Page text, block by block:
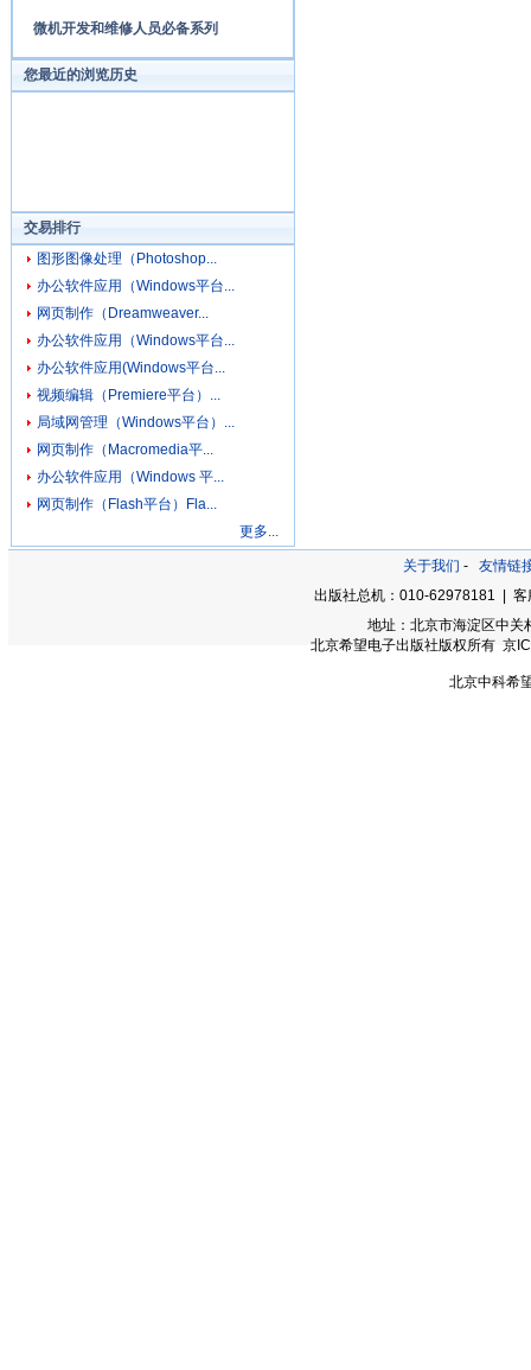
微机开发和维修人员必备系列
您最近的浏览历史
交易排行
图形图像处理（Photoshop...
办公软件应用（Windows平台...
网页制作（Dreamweaver...
办公软件应用（Windows平台...
办公软件应用(Windows平台...
视频编辑（Premiere平台）...
局域网管理（Windows平台）...
网页制作（Macromedia平...
办公软件应用（Windows 平...
网页制作（Flash平台）Fla...
更多...
关于我们 - 友情链
出版社总机：010-62978181 |
地址：北京市海淀区中关
北京希望电子出版社版权所有 京
北京中科希